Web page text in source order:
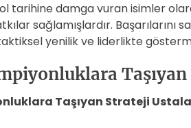
tarihine damga vuran isimler
sağlamışlardır. Başarılarını
yenilik ve liderlikte
Taşıyan Strateji